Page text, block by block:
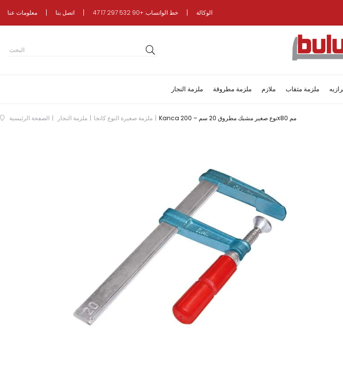
معلومات عنا اتصل بنا خط الواتساب: +90 532 297 17 47 الوكالة
ملزمة النجار ملزمة مطروقة ملازم ملزمة مثقاب
الصفحة الرئيسية ملزمة النجار ملزمة صغيرة النوع كانجا Kanca نوع صغير مشبك مطروق 20 سم – 200x80 مم